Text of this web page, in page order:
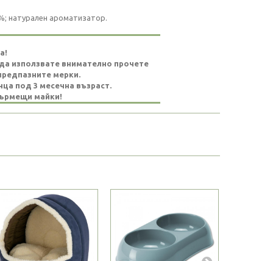
натурален ароматизатор.
използвате внимателно прочете
мерки.
под 3 месечна възраст.
майки!